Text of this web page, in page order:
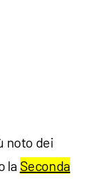
noto dei
la Seconda